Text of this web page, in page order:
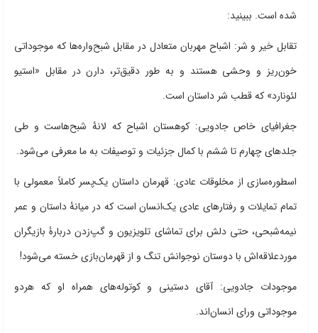
شده است. ببینید:
تقابل خیر و شر: اشباح مهربان متعادل در مقابل شبح‌واره‌ها که موجوداتی
خون‌ریز و وحشی هستند و به طور دقیق‌تر، دارن در مقابل «استیو
لئونارد» که قطب شر داستان است.
جغرافیای خاص جادویی: کوهستان اشباح که لانۀ شبح‌هاست و طی
جلدهای چهارم تا ششم با کمال جزئیات و توصیفات به ما معرفی می‌شود.
اسطوره‌سازی از مخلوقات عادی: قهرمان داستان یک‌پسر کاملاً معمولی با
تمام تمایلات و رفتارهای عادی یک‌انسان است که در میانۀ داستان و عمر
نیمه‌شبحی، حتی دلش برای تماشای تلویزیون و گپ‌زدن دربارۀ بازیگران
موردعلاقه‌اش با دوستان نوجوانش تنگ و از قهرمان‌بازی خسته می‌شود!
موجودات جادویی: آقای دستینی و کوتوله‌های همراه او که هردو
موجوداتی ورای انسان‌اند.